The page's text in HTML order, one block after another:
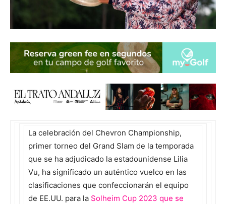
La celebración del Chevron Championship,
primer torneo del Grand Slam de la temporada
que se ha adjudicado la estadounidense Lilia
Vu, ha significado un auténtico vuelco en las
clasificaciones que confeccionarán el equipo
de EE.UU. para la Solheim Cup 2023 que se